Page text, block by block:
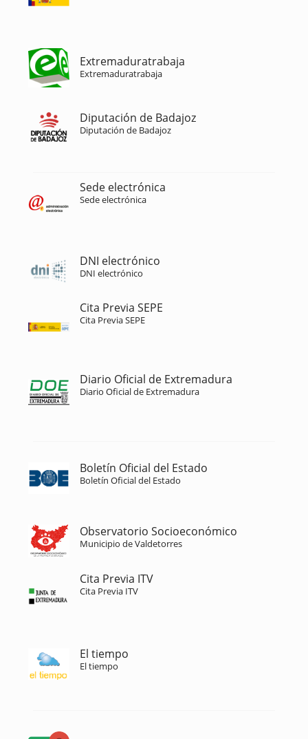
Extremaduratrabaja
Extremaduratrabaja
Diputación de Badajoz
Diputación de Badajoz
Sede electrónica
Sede electrónica
DNI electrónico
DNI electrónico
Cita Previa SEPE
Cita Previa SEPE
Diario Oficial de Extremadura
Diario Oficial de Extremadura
Boletín Oficial del Estado
Boletín Oficial del Estado
Observatorio Socioeconómico
Municipio de Valdetorres
Cita Previa ITV
Cita Previa ITV
El tiempo
El tiempo